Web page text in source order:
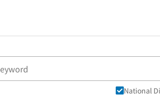
National